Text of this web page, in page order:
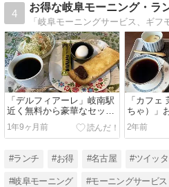
4
お得な岐阜モーニング・
「デルフィアーレ」岐南駅
近く無料から豪華なセット
まで選べるモーニング
1年9ヶ月前
「カフェ
ちゃ）」
ム満点モ
2年前
#ランチ #お得 #名古屋 #ツイッ
#岐阜モーニング #モーニングサービス